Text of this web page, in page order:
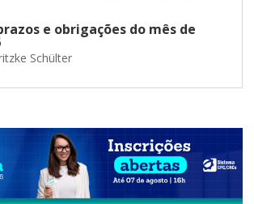
e obrigações do mês de
Schülter